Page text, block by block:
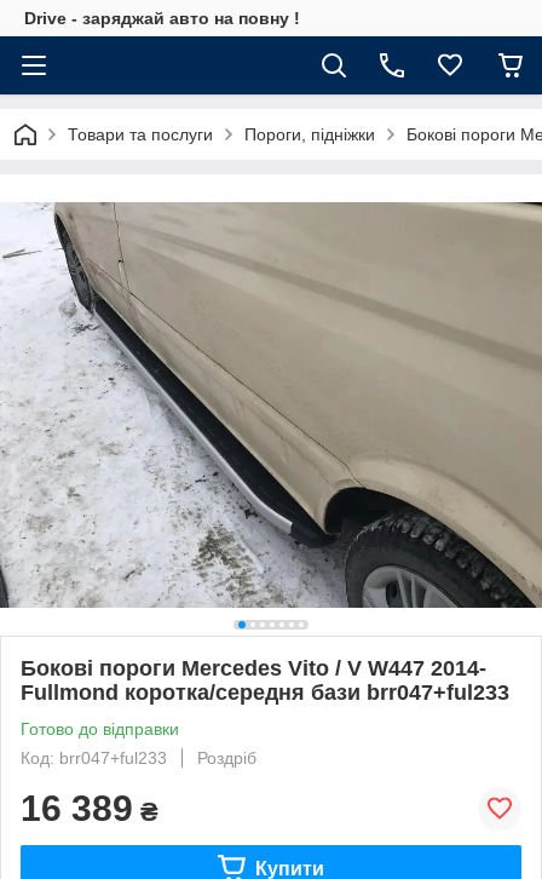
Drive - заряджай авто на повну !
Товари та послуги Пороги, підніжки Бокові пороги
Бокові пороги Mercedes Vito / V W447 2014-
Fullmond коротка/середня бази brr047+ful233
Готово до відправки
Код: brr047+ful233
Роздріб
16 389 ₴
Купити